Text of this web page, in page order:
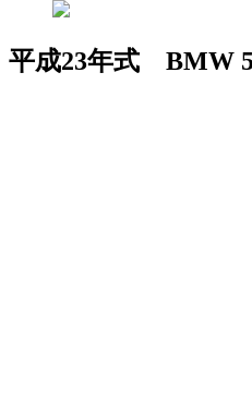
平成23年式 BMW